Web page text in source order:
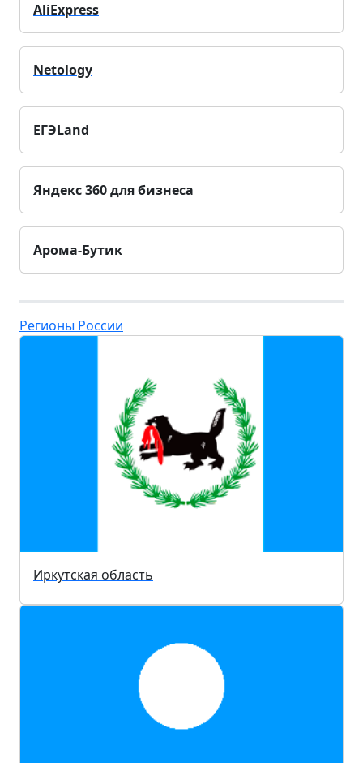
AliExpress
Netology
ЕГЭLand
Яндекс 360 для бизнеса
Арома-Бутик
Регионы России
Иркутская область